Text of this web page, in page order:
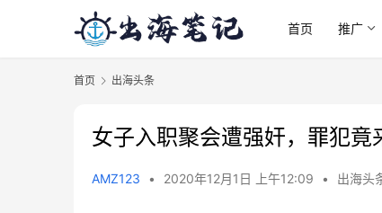
首页 推广
首页 出海头条
女子入职聚会遭强奸，罪犯竟
AMZ123 • 2020年12月1日 上午12:09 • 出海头